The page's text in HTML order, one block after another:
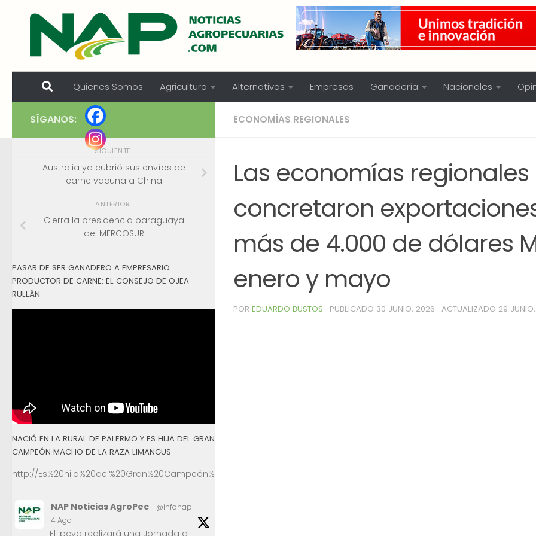
Skip to content
Quienes Somos Agricultura Alternativas Empresas Ganadería Nacionales
ECONOMÍAS REGIONALES
Las economías regionales
concretaron
más de 4.000 de dólares
enero y mayo
POR EDUARDO BUSTOS · PUBLICADO 30 JUNIO, 2026 · ACTUALIZADO 29
SÍGANOS:
SIGUIENTE
Australia ya cubrió sus envíos de
carne vacuna a China
ANTERIOR
Cierra la presidencia paraguaya
del MERCOSUR
PASAR DE SER GANADERO A EMPRESARIO
PRODUCTOR DE CARNE: EL CONSEJO DE OJEA
RULLÁN
NACIÓ EN LA RURAL DE PALERMO Y ES HIJA DEL GRAN
CAMPEÓN MACHO DE LA RAZA LIMANGUS
http://Es%20hija%20del%20Gran%20Campeón%20Macho%20de%20la%20Raza%20Limangus,
NAP Noticias AgroPec @infonap
·
4 Ago
El Ipcva realizará una Jornada a